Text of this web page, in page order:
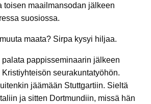
toisen maailmansodan jälkeen
suosiossa.
maata? Sirpa kysyi hiljaa.
pappisseminaarin jälkeen
seurakuntatyöhön.
jäämään Stuttgartiin. Sieltä
ja sitten Dortmundiin, missä hän